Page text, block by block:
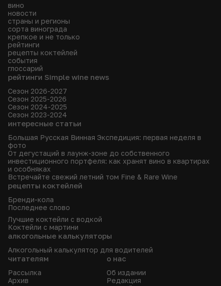
вино
новости
страны и регионы
сорта винограда
крепкое и не только
рейтинги
рецепты коктейлей
события
глоссарий
рейтинги Simple wine news
Сезон 2026-2027
Сезон 2025-2026
Сезон 2024-2025
Сезон 2023-2024
интересные статьи
Большая Русская Винная Экспедиция: первая неделя в
фото
От дегустаций в лаунж-зоне до собственного
инвестиционного портфеля: как хранят вино в квартирах
и особняках
Встречайте свежий летний том Fine & Rare Wine
рецепты коктейлей
Бренди-кола
Последнее слово
Лучшие коктейли с водкой
Коктейли с мартини
алкогольные калькуляторы
Алкогольный калькулятор для водителей
читателям
Рассылка
Архив
о нас
Об издании
Редакция